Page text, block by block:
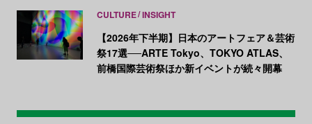
CULTURE INSIGHT
【2026年下半期】日本のアートフェア＆芸術
祭17選──ARTE Tokyo、TOKYO ATLAS、
前橋国際芸術祭ほか新イベントが続々開幕